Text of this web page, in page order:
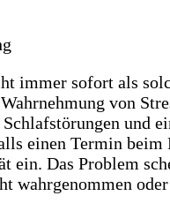
immer sofort als
von
und
einen Termin beim
ein. Das Problem
wahrgenommen